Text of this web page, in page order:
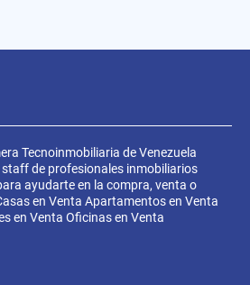
Tecnoinmobiliaria de Venezuela
de profesionales inmobiliarios
ayudarte en la compra, venta o
en Venta Apartamentos en Venta
en Venta Oficinas en Venta